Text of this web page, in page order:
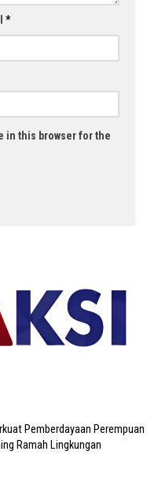
*
in this browser for the
Pemberdayaan Perempuan
Ramah Lingkungan